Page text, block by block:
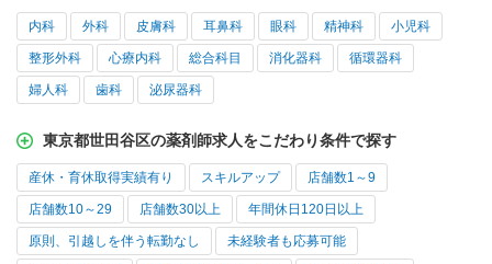
内科 外科 皮膚科 耳鼻科 眼科 精神科 小児科
整形外科 心療内科 総合科目 消化器科 循環器科
婦人科 歯科 泌尿器科
東京都世田谷区の薬剤師求人をこだわり条件で探す
産休・育休取得実績有り スキルアップ 店舗数1～9
店舗数10～29 店舗数30以上 年間休日120日以上
原則、引越しを伴う転勤なし 未経験者も応募可能